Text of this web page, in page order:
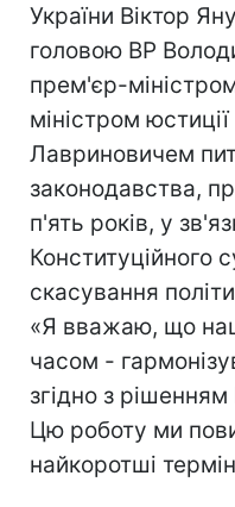
України Віктор
головою ВР
прем'єр-
міністром
Лавриновичем
законодавства,
п'ять років, у
Конституційного
скасування
«Я вважаю, що
часом -
згідно з
Цю роботу ми
найкоротші